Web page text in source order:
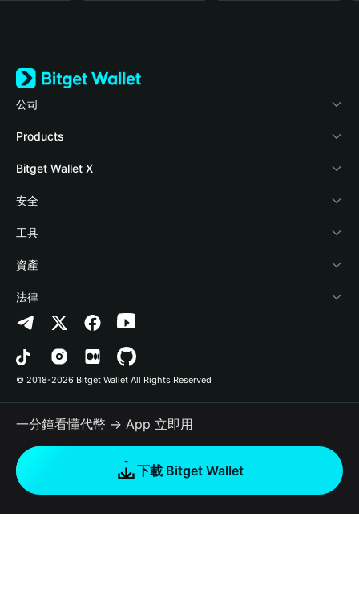
公司
關於 Bitget Wallet
部落格
學院
加密資訊
幫助中心
‌聯繫我們
品牌資源
工作機會
Products
Crypto Card
Stablecoin Earn
Payfi Crypto
Crypto Swap API
Altcoin Season Index
Prediction Markets
DApp
RWA
如何購買加密貨幣
Bitget Wallet X
開發者文件
連接錢包
Bitget Wallet Pay
合作上架
安全
風險保障基金
安全防護技術
工具
快捷買幣
授權檢測
合約檢測
批次轉帳
資產
Arbitrum
Avalanche
Bitcoin
Polygon
法律
隱私協議
用戶使用協議
© 2018-2026 Bitget Wallet All Rights Reserved
一分鐘看懂代幣 → App 立即用
下載 Bitget Wallet